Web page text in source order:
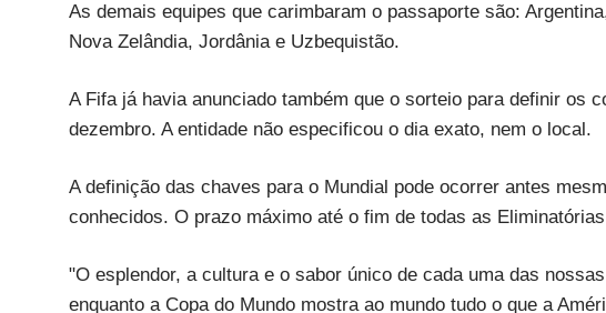
As demais equipes que carimbaram o passaporte são:
Nova Zelândia, Jordânia e Uzbequistão.
A Fifa já havia anunciado também que o sorteio para definir os
dezembro. A entidade não especificou o dia exato, nem o local.
A definição das chaves para o Mundial pode ocorrer antes
conhecidos. O prazo máximo até o fim de todas as
"O esplendor, a cultura e o sabor único de cada uma das
enquanto a Copa do Mundo mostra ao mundo tudo o que a